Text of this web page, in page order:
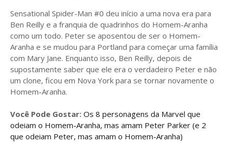
Sensational Spider-Man #0 deu início a uma nova era para
Ben Reilly e a franquia de quadrinhos do Homem-Aranha
como um todo. Peter se aposentou de ser o Homem-
Aranha e se mudou para Portland para começar uma família
com Mary Jane. Enquanto isso, Ben Reilly, depois de
supostamente saber que ele era o verdadeiro Peter e não
um clone, ficou em Nova York para se tornar novamente o
Homem-Aranha.
Você Pode Gostar: Os 8 personagens da Marvel que
odeiam o Homem-Aranha, mas amam Peter Parker (e 2
que odeiam Peter, mas amam o Homem-Aranha)